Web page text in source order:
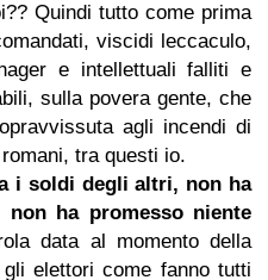
Quindi tutto come prima
viscidi leccaculo,
e intellettuali falliti e
sulla povera gente, che
agli incendi di
tra questi io.
i soldi degli altri, non ha
non ha promesso niente
data al momento della
elettori come fanno tutti